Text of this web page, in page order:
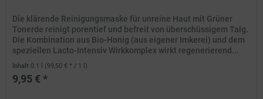
Die klärende Reinigungsmaske für unreine Haut mit Grüner
Tonerde reinigt porentief und befreit von überschüssigem Talg.
Die Kombination aus Bio-Honig (aus eigener Imkerei) und dem
speziellen Lacto-Intensiv Wirkkomplex wirkt regenerierend...
Inhalt 0.1 l (99,50 € * / 1 l)
9,95 € *